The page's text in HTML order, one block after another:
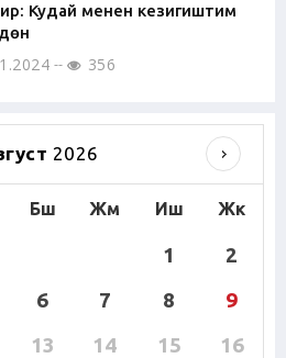
Кудай менен кезигиштим
356
2026
Бш Жм Иш Жк
1
2
6 7 8
9
13 14 15
16